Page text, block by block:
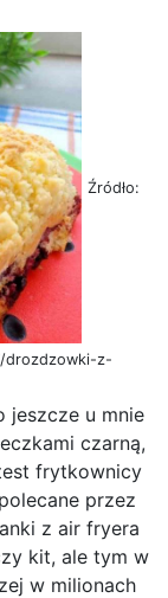
Źródło:
drozdzowki-z-
jeszcze u mnie
czarną,
frytkownicy
przez
z air fryera
kit, ale tym w
w milionach